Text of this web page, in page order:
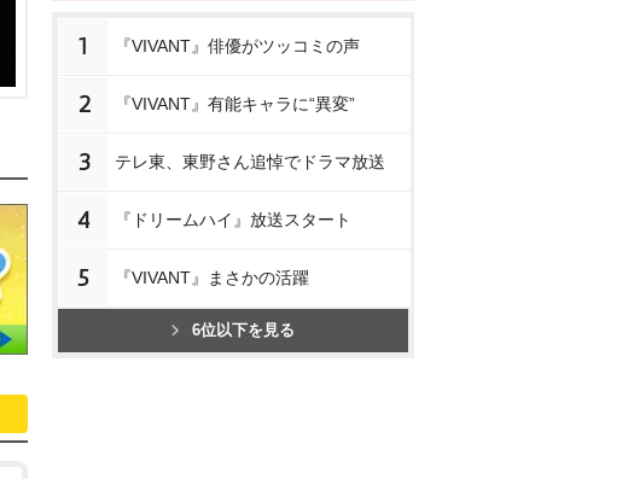
1 『VIVANT』俳優がツッコミの声
2 『VIVANT』有能キャラに“異変”
3 テレ東、東野さん追悼でドラマ放送
4 『ドリームハイ』放送スタート
5 『VIVANT』まさかの活躍
6位以下を見る